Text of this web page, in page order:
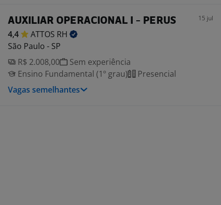
AUXILIAR OPERACIONAL I - PERUS 15 jul
4,4 ATTOS RH
São Paulo - SP
R$ 2.008,00
Sem experiência
Ensino Fundamental (1º grau)
Presencial
Vagas semelhantes